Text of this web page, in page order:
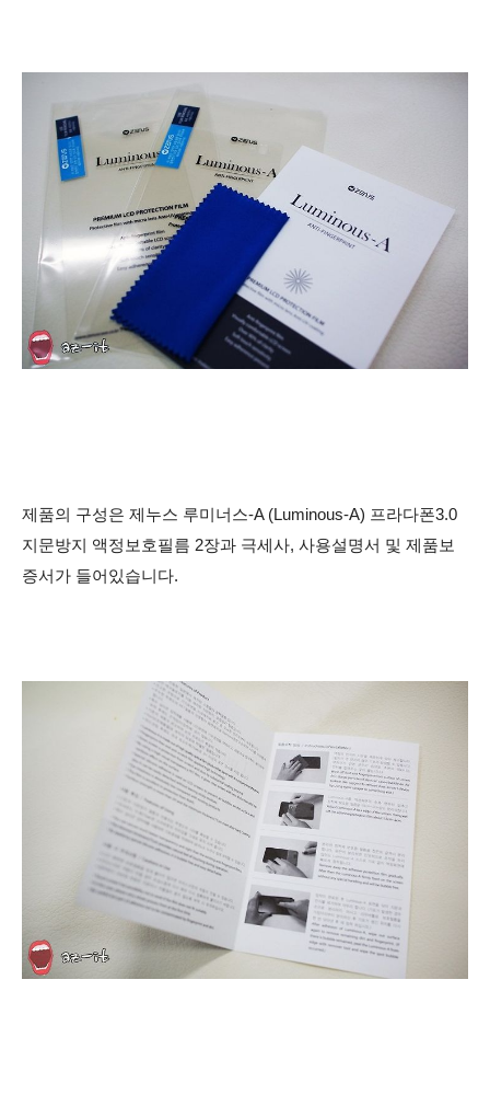
제품의 구성은 제누스 루미너스-A (Luminous-A) 프라다폰3.0
지문방지 액정보호필름 2장과 극세사, 사용설명서 및 제품보
증서가 들어있습니다.